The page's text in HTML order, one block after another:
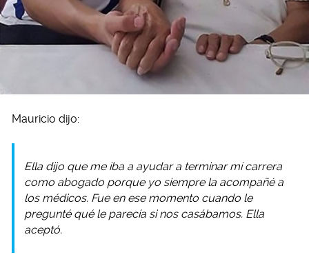
Mauricio dijo:
Ella dijo que me iba a ayudar a terminar mi carrera
como abogado porque yo siempre la acompañé a
los médicos. Fue en ese momento cuando le
pregunté qué le parecía si nos casábamos. Ella
aceptó.